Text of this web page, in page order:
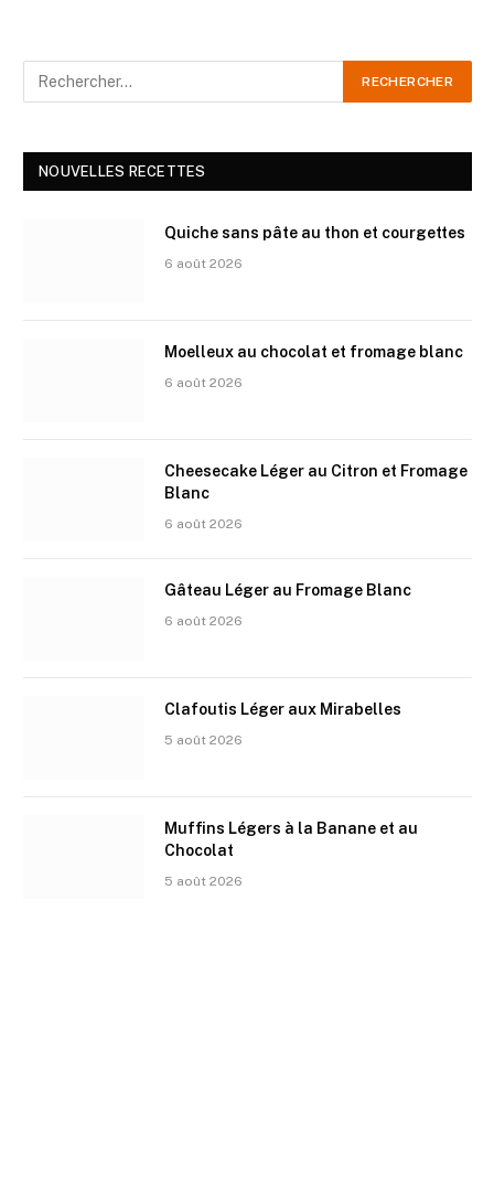
NOUVELLES RECETTES
Quiche sans pâte au thon et courgettes
6 août 2026
Moelleux au chocolat et fromage blanc
6 août 2026
Cheesecake Léger au Citron et Fromage
Blanc
6 août 2026
Gâteau Léger au Fromage Blanc
6 août 2026
Clafoutis Léger aux Mirabelles
5 août 2026
Muffins Légers à la Banane et au
Chocolat
5 août 2026